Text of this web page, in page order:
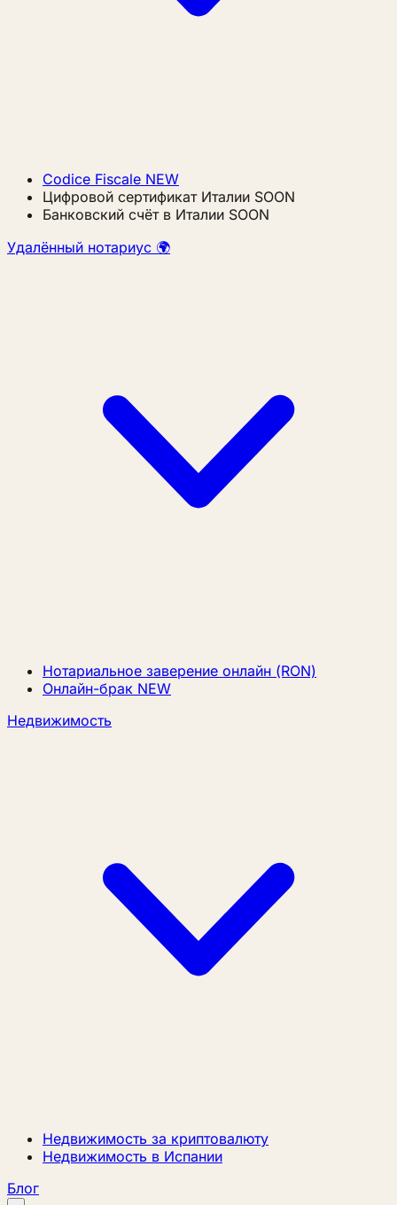
Codice Fiscale NEW
Цифровой сертификат Италии SOON
Банковский счёт в Италии SOON
Удалённый нотариус 🌍
Нотариальное заверение онлайн (RON)
Онлайн-брак NEW
Недвижимость
Недвижимость за криптовалюту
Недвижимость в Испании
Блог